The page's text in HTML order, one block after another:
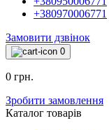
+380970006771
Замовити дзвінок
0
0 грн.
Зробити замовлення
Каталог товарiв